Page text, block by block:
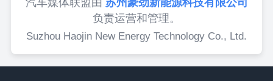
负责运营和管理。
Suzhou Haojin New Energy Technology Co., Ltd.